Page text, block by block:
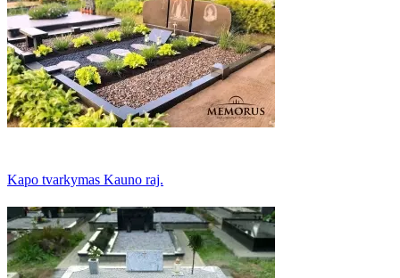
Kapo tvarkymas Kauno raj.